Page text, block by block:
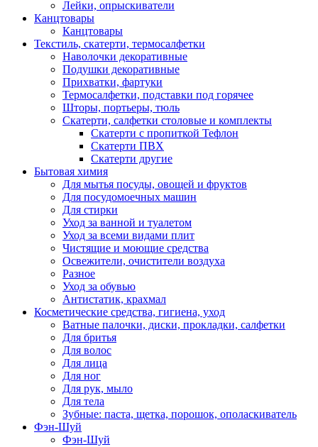
Лейки, опрыскиватели
Канцтовары
Канцтовары
Текстиль, скатерти, термосалфетки
Наволочки декоративные
Подушки декоративные
Прихватки, фартуки
Термосалфетки, подставки под горячее
Шторы, портьеры, тюль
Скатерти, салфетки столовые и комплекты
Скатерти с пропиткой Тефлон
Скатерти ПВХ
Скатерти другие
Бытовая химия
Для мытья посуды, овощей и фруктов
Для посудомоечных машин
Для стирки
Уход за ванной и туалетом
Уход за всеми видами плит
Чистящие и моющие средства
Освежители, очистители воздуха
Разное
Уход за обувью
Антистатик, крахмал
Косметические средства, гигиена, уход
Ватные палочки, диски, прокладки, салфетки
Для бритья
Для волос
Для лица
Для ног
Для рук, мыло
Для тела
Зубные: паста, щетка, порошок, ополаскиватель
Фэн-Шуй
Фэн-Шуй